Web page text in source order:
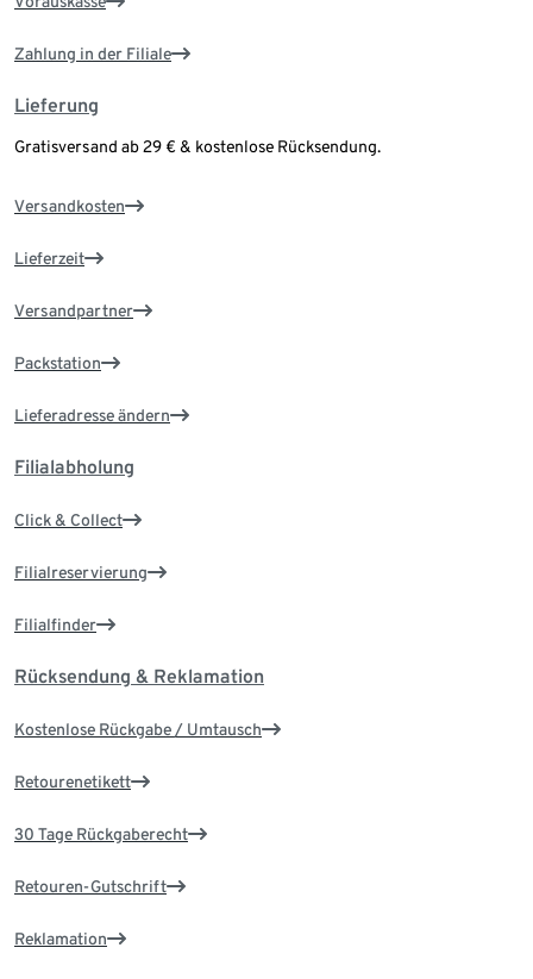
Zahlung in der Filiale
Lieferung
Gratisversand ab 29 € & kostenlose Rücksendung.
Versandkosten
Lieferzeit
Versandpartner
Packstation
Lieferadresse ändern
Filialabholung
Click & Collect
Filialreservierung
Filialfinder
Rücksendung & Reklamation
Kostenlose Rückgabe / Umtausch
Retourenetikett
30 Tage Rückgaberecht
Retouren-Gutschrift
Reklamation